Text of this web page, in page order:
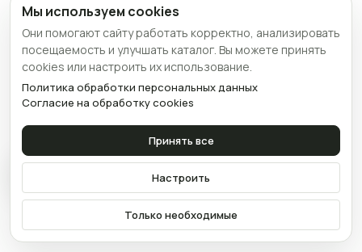
Связаться
Мы используем cookies
Они помогают сайту работать корректно, анализировать
посещаемость и улучшать каталог. Вы можете принять
cookies или настроить их использование.
Политика обработки персональных данных
Согласие на обработку cookies
Принять все
Настроить
Только необходимые